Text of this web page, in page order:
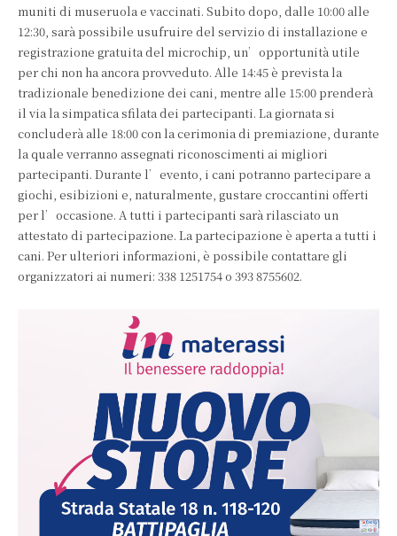
muniti di museruola e vaccinati. Subito dopo, dalle 10:00 alle
12:30, sarà possibile usufruire del servizio di installazione e
registrazione gratuita del microchip, un’opportunità utile
per chi non ha ancora provveduto. Alle 14:45 è prevista la
tradizionale benedizione dei cani, mentre alle 15:00 prenderà
il via la simpatica sfilata dei partecipanti. La giornata si
concluderà alle 18:00 con la cerimonia di premiazione, durante
la quale verranno assegnati riconoscimenti ai migliori
partecipanti. Durante l’evento, i cani potranno partecipare a
giochi, esibizioni e, naturalmente, gustare croccantini offerti
per l’occasione. A tutti i partecipanti sarà rilasciato un
attestato di partecipazione. La partecipazione è aperta a tutti i
cani. Per ulteriori informazioni, è possibile contattare gli
organizzatori ai numeri: 338 1251754 o 393 8755602.